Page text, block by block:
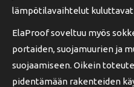
lämpötilavaihtelut
ElaProof soveltuu myös
portaiden, suojamuurien ja
suojaamiseen. Oikein
pidentämään rakenteiden